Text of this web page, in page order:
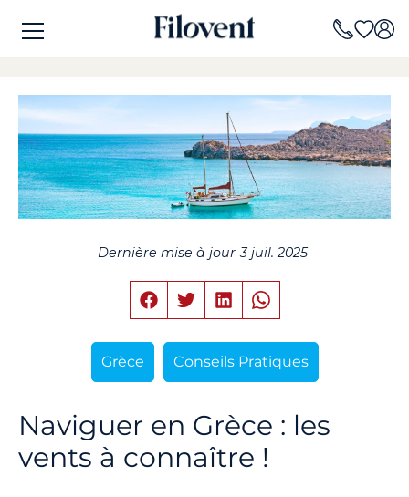
Dernière mise à jour 3 juil. 2025
Grèce Conseils Pratiques
Naviguer en Grèce : les
vents à connaître !